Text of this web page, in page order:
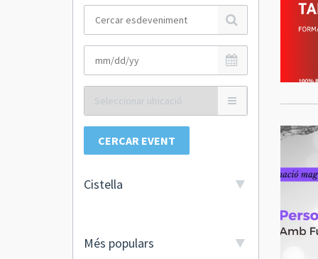
CERCAR EVENT
Cistella
Més populars